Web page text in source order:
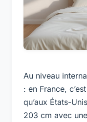
Au niveau
: en France,
qu’aux États-
203 cm avec